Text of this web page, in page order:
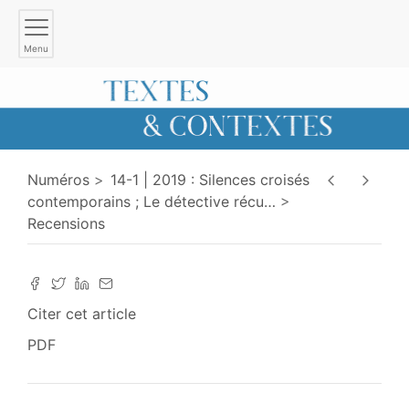
Menu
Numéros
14-1 | 2019 : Silences croisés
contemporains ; Le détective récu…
Recensions
Citer cet article
PDF